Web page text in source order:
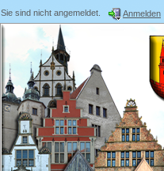
Sie sind nicht angemeldet. Anmelden